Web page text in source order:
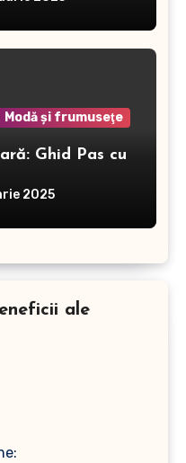
Modă şi frumuseţe
Ghid Pas cu
2025
ale